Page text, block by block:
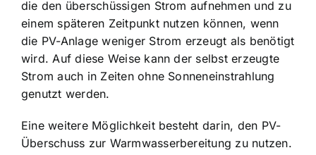
die den überschüssigen Strom aufnehmen und zu
einem späteren Zeitpunkt nutzen können, wenn
die PV-Anlage weniger Strom erzeugt als benötigt
wird. Auf diese Weise kann der selbst erzeugte
Strom auch in Zeiten ohne Sonneneinstrahlung
genutzt werden.
Eine weitere Möglichkeit besteht darin, den PV-
Überschuss zur Warmwasserbereitung zu nutzen.